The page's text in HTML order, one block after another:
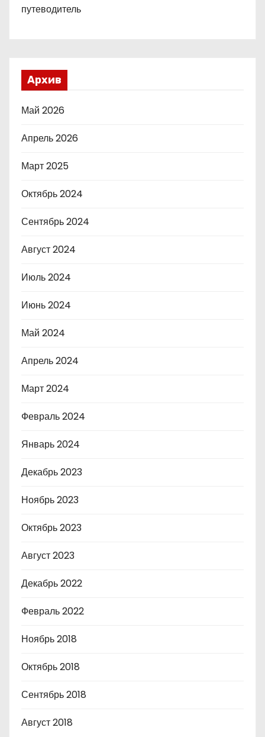
путеводитель
Архив
Май 2026
Апрель 2026
Март 2025
Октябрь 2024
Сентябрь 2024
Август 2024
Июль 2024
Июнь 2024
Май 2024
Апрель 2024
Март 2024
Февраль 2024
Январь 2024
Декабрь 2023
Ноябрь 2023
Октябрь 2023
Август 2023
Декабрь 2022
Февраль 2022
Ноябрь 2018
Октябрь 2018
Сентябрь 2018
Август 2018